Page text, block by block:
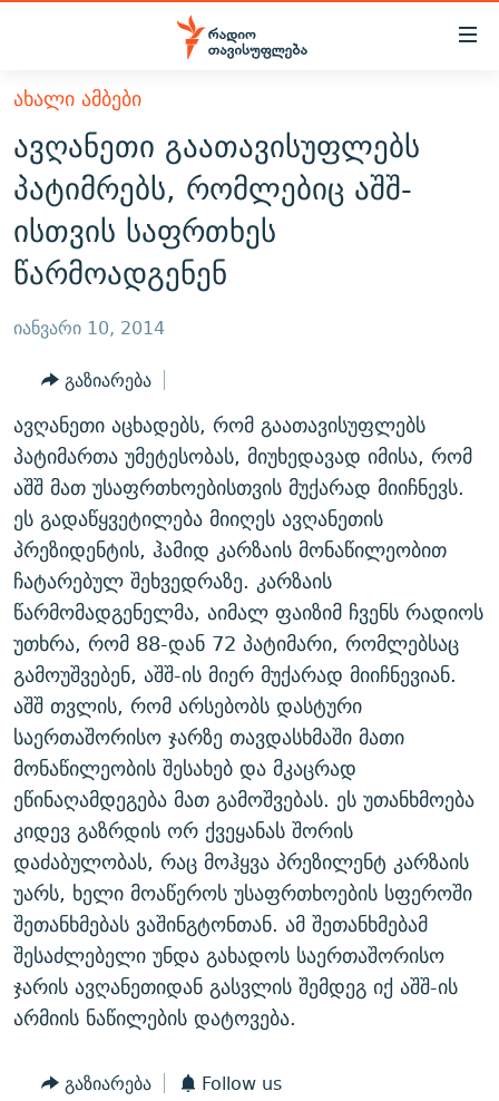
Accessibility
მთავარ
შინაარსზე
დაბრუნება
მთავარ
ნავიგაციაზე
დაბრუნება
ძიებაზე
დაბრუნება
ᲐᲮᲐᲚᲘ ᲐᲛᲑᲔᲑᲘ
ᲗᲔᲛᲔᲑᲘ
ᲞᲝᲚᲘᲢᲘᲙᲐ
ᲔᲙᲝᲜᲝᲛᲘᲙᲐ
ᲡᲐᲖᲝᲒᲐᲓᲝᲔᲑᲐ
ᲙᲣᲚᲢᲣᲠᲐ
ᲕᲘᲓᲔᲝ
ᲑᲚᲝᲒᲔᲑᲘ
ᲞᲝᲓᲙᲐᲡᲢᲔᲑᲘ
ᲐᲡᲐᲗᲘᲐᲜᲘᲡ ᲙᲣᲗᲮᲔ
60 ᲓᲔᲪᲘᲑᲔᲚᲘ
ᲒᲐᲜᲙᲘᲗᲮᲕᲘᲡ ᲓᲦᲔ
ᲓᲘᲚᲘᲡ ᲡᲐᲣᲑᲠᲔᲑᲘ
ᲛᲝᲚᲐᲞᲐᲠᲐᲙᲔ ᲢᲔᲥᲡᲢᲔᲑᲘ
ᲨᲘᲜ - ᲣᲪᲮᲝᲔᲗᲨᲘ
ᲚᲘᲢᲔᲠᲐᲢᲣᲠᲣᲚᲘ ᲬᲐᲮᲜᲐᲒᲔᲑᲘ
ᲐᲛᲔᲠᲘᲙᲣᲚᲘ ᲛᲝᲗᲮᲠᲝᲑᲐ
ᲘᲛᲞᲔᲠᲘᲐ ᲓᲐ ᲠᲐᲓᲘᲝ
ᲒᲐᲓᲐᲪᲔᲛᲔᲑᲘ
ᲤᲔᲜᲝᲕᲐᲜᲘ - 2.10
ᲞᲠᲝᲔᲥᲢᲔᲑᲘ
ᲣᲙᲠᲐᲘᲜᲐᲨᲘ ᲓᲐᲦᲣᲞᲣᲚᲘ ᲥᲐᲠᲗᲕᲔᲚᲘ ᲛᲔᲑᲠᲫᲝᲚᲔᲑᲘ - 2022
ᲓᲐᲛᲝᲣᲙᲘᲓᲔᲑᲚᲝᲑᲘᲡ 100 ᲬᲔᲚᲘ
ᲩᲔᲛᲘ ᲡᲘᲙᲕᲓᲘᲚᲘᲡ ᲛᲘᲖᲔᲖᲘᲐ COVID-19
11 ᲬᲔᲚᲘ - 11 ᲐᲛᲑᲐᲕᲘ
ᲡᲐᲞᲐᲠᲚᲐᲛᲔᲜᲢᲝ ᲐᲠᲩᲔᲕᲜᲔᲑᲘᲡ ᲘᲡᲢᲝᲠᲘᲐ
ᲑᲐᲕᲨᲕᲔᲑᲘ ᲞᲠᲝᲡᲢᲘᲢᲣᲪᲘᲐᲨᲘ - ᲐᲛᲝᲣᲗᲥᲛᲔᲚᲘ ᲐᲛᲑᲐᲕᲘ
5 ᲐᲛᲑᲐᲕᲘ - 20 ᲘᲕᲜᲘᲡᲡ ᲓᲐᲨᲐᲕᲔᲑᲣᲚᲔᲑᲘ
ᲐᲒᲕᲘᲡᲢᲝᲡ ᲝᲛᲘ
ПРИВЕТ ᲙᲣᲚᲢᲣᲠᲐ
ЭХО КАВКАЗА
ᲒᲐᲛᲝᲘᲬᲔᲠᲔ
რთე/რთ-ის ყველა საიტი
ᲐᲮᲐᲚᲘ ᲐᲛᲑᲔᲑᲘ
ავღანეთი გაათავისუფლებს
პატიმრებს, რომლებიც აშშ-
ისთვის საფრთხეს
წარმოადგენენ
იანვარი 10, 2014
გაზიარება
ავღანეთი აცხადებს, რომ გაათავისუფლებს
პატიმართა უმეტესობას, მიუხედავად იმისა, რომ
აშშ მათ უსაფრთხოებისთვის მუქარად მიიჩნევს.
ეს გადაწყვეტილება მიიღეს ავღანეთის
პრეზიდენტის, ჰამიდ კარზაის მონაწილეობით
ჩატარებულ შეხვედრაზე. კარზაის
წარმომადგენელმა, აიმალ ფაიზიმ ჩვენს რადიოს
უთხრა, რომ 88-დან 72 პატიმარი, რომლებსაც
გამოუშვებენ, აშშ-ის მიერ მუქარად მიიჩნევიან.
აშშ თვლის, რომ არსებობს დასტური
საერთაშორისო ჯარზე თავდასხმაში მათი
მონაწილეობის შესახებ და მკაცრად
ეწინაღამდეგება მათ გამოშვებას. ეს უთანხმოება
კიდევ გაზრდის ორ ქვეყანას შორის
დაძაბულობას, რაც მოჰყვა პრეზილენტ კარზაის
უარს, ხელი მოაწეროს უსაფრთხოების სფეროში
შეთანხმებას ვაშინგტონთან. ამ შეთანხმებამ
შესაძლებელი უნდა გახადოს საერთაშორისო
ჯარის ავღანეთიდან გასვლის შემდეგ იქ აშშ-ის
არმიის ნაწილების დატოვება.
გაზიარება Follow us